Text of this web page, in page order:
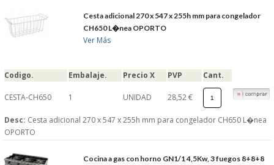
Cesta adicional 270 x 547 x 255h mm para congelador
CH650 L�nea OPORTO
Ver Más
Codigo. Embalaje. Precio X PVP Cant.
CESTA-CH650 1 UNIDAD 28,52 €
Desc: Cesta adicional 270 x 547 x 255h mm para congelador CH650 L�nea
OPORTO
Cocina a gas con horno GN1/1 4,5Kw, 3 fuegos 8+8+8